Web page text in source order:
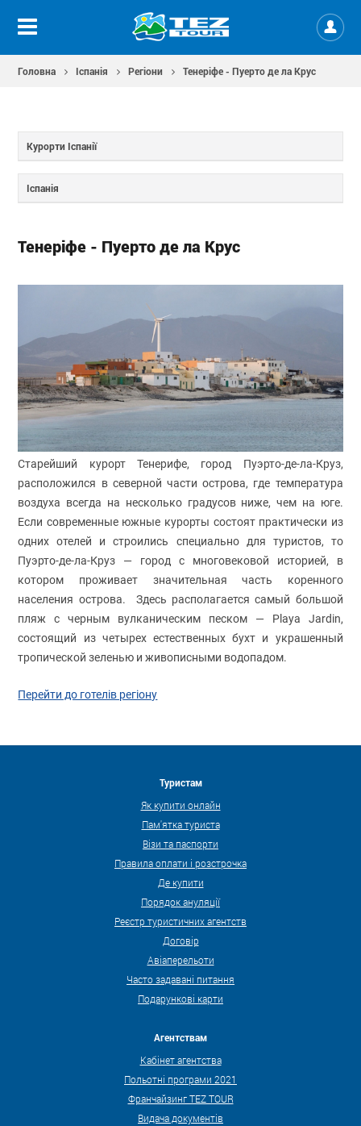
Головна Іспанія Регіони Тенеріфе - Пуерто де ла Крус
Курорти Іспанії
Іспанія
Тенеріфе - Пуерто де ла Крус
Старейший курорт Тенерифе, город Пуэрто-де-ла-Круз,
расположился в северной части острова, где температура
воздуха всегда на несколько градусов ниже, чем на юге.
Если современные южные курорты состоят практически из
одних отелей и строились специально для туристов, то
Пуэрто-де-ла-Круз — город с многовековой историей, в
котором проживает значительная часть коренного
населения острова. Здесь располагается самый большой
пляж с черным вулканическим песком — Playa Jardin,
состоящий из четырех естественных бухт и украшенный
тропической зеленью и живописными водопадом.
Перейти до готелів регіону
Туристам
Як купити онлайн
Пам'ятка туриста
Візи та паспорти
Правила оплати і розстрочка
Де купити
Порядок ануляції
Реєстр туристичних агентств
Договір
Авіаперельоти
Часто задавані питання
Подарункові карти
Агентствам
Кабінет агентства
Польотні програми 2021
Франчайзинг TEZ TOUR
Видача документів